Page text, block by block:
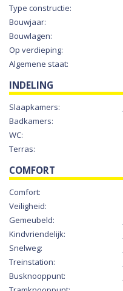
Type constructie:
Bouwjaar:
Bouwlagen:
Op verdieping:
Algemene staat:
INDELING
Slaapkamers:
Badkamers:
WC:
Terras:
COMFORT
Comfort:
Veiligheid:
Gemeubeld:
Kindvriendelijk:
Snelweg:
Treinstation:
Busknooppunt: